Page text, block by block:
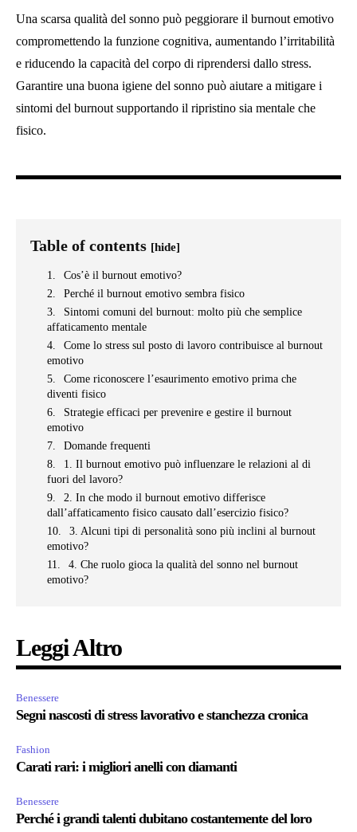
Una scarsa qualità del sonno può peggiorare il burnout emotivo
compromettendo la funzione cognitiva, aumentando l’irritabilità
e riducendo la capacità del corpo di riprendersi dallo stress.
Garantire una buona igiene del sonno può aiutare a mitigare i
sintomi del burnout supportando il ripristino sia mentale che
fisico.
Table of contents [hide]
Cos’è il burnout emotivo?
Perché il burnout emotivo sembra fisico
Sintomi comuni del burnout: molto più che semplice
affaticamento mentale
Come lo stress sul posto di lavoro contribuisce al burnout
emotivo
Come riconoscere l’esaurimento emotivo prima che
diventi fisico
Strategie efficaci per prevenire e gestire il burnout
emotivo
Domande frequenti
1. Il burnout emotivo può influenzare le relazioni al di
fuori del lavoro?
2. In che modo il burnout emotivo differisce
dall’affaticamento fisico causato dall’esercizio fisico?
3. Alcuni tipi di personalità sono più inclini al burnout
emotivo?
4. Che ruolo gioca la qualità del sonno nel burnout
emotivo?
Leggi Altro
Benessere
Segni nascosti di stress lavorativo e stanchezza cronica
Fashion
Carati rari: i migliori anelli con diamanti
Benessere
Perché i grandi talenti dubitano costantemente del loro